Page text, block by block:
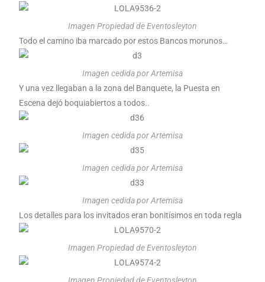
Imagen Propiedad de Eventosleyton
Todo el camino iba marcado por estos Bancos morunos…
Imagen cedida por Artemisa
Y una vez llegaban a la zona del Banquete, la Puesta en
Escena dejó boquiabiertos a todos..
Imagen cedida por Artemisa
Imagen cedida por Artemisa
Imagen cedida por Artemisa
Los detalles para los invitados eran bonitísimos en toda regla
Imagen Propiedad de Eventosleyton
Imagen Propiedad de Eventosleyton